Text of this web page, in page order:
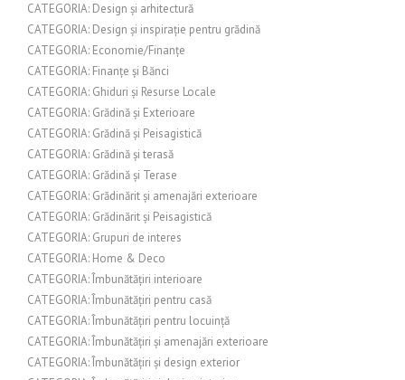
CATEGORIA: Design și arhitectură
CATEGORIA: Design și inspirație pentru grădină
CATEGORIA: Economie/Finanțe
CATEGORIA: Finanțe și Bănci
CATEGORIA: Ghiduri și Resurse Locale
CATEGORIA: Grădină și Exterioare
CATEGORIA: Grădină și Peisagistică
CATEGORIA: Grădină și terasă
CATEGORIA: Grădină și Terase
CATEGORIA: Grădinărit și amenajări exterioare
CATEGORIA: Grădinărit și Peisagistică
CATEGORIA: Grupuri de interes
CATEGORIA: Home & Deco
CATEGORIA: Îmbunătățiri interioare
CATEGORIA: Îmbunătățiri pentru casă
CATEGORIA: Îmbunătățiri pentru locuință
CATEGORIA: Îmbunătățiri și amenajări exterioare
CATEGORIA: Îmbunătățiri și design exterior